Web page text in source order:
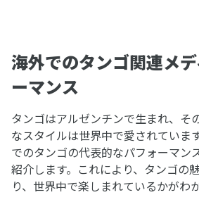
海外でのタンゴ関連メ
ーマンス
タンゴはアルゼンチンで生まれ、そ
なスタイルは世界中で愛されていま
でのタンゴの代表的なパフォーマン
紹介します。これにより、タンゴの
り、世界中で楽しまれているかがわ